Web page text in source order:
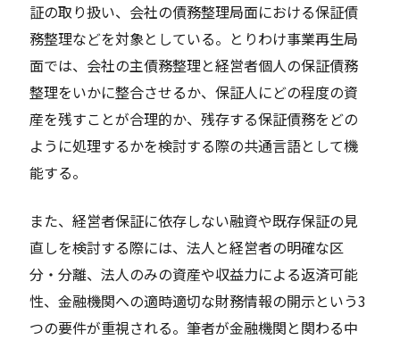
証の取り扱い、会社の債務整理局面における保証債
務整理などを対象としている。とりわけ事業再生局
面では、会社の主債務整理と経営者個人の保証債務
整理をいかに整合させるか、保証人にどの程度の資
産を残すことが合理的か、残存する保証債務をどの
ように処理するかを検討する際の共通言語として機
能する。
また、経営者保証に依存しない融資や既存保証の見
直しを検討する際には、法人と経営者の明確な区
分・分離、法人のみの資産や収益力による返済可能
性、金融機関への適時適切な財務情報の開示という3
つの要件が重視される。筆者が金融機関と関わる中